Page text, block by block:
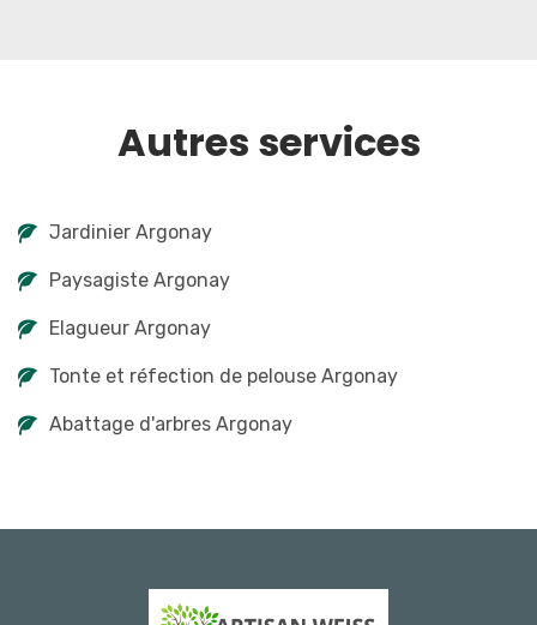
Autres services
Jardinier Argonay
Paysagiste Argonay
Elagueur Argonay
Tonte et réfection de pelouse Argonay
Abattage d'arbres Argonay